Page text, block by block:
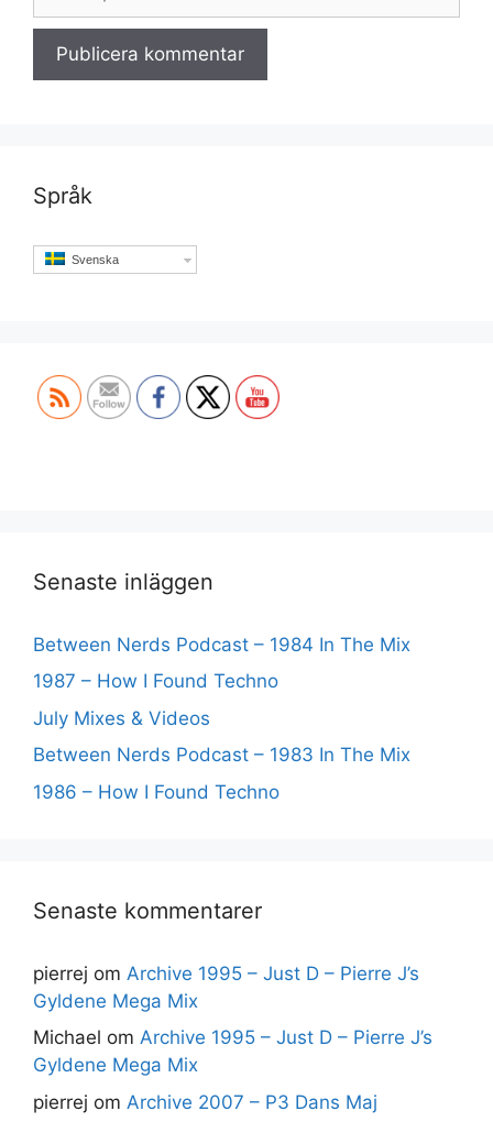
Språk
Svenska
Senaste inläggen
Between Nerds Podcast – 1984 In The Mix
1987 – How I Found Techno
July Mixes & Videos
Between Nerds Podcast – 1983 In The Mix
1986 – How I Found Techno
Senaste kommentarer
pierrej om Archive 1995 – Just D – Pierre J’s
Gyldene Mega Mix
Michael om Archive 1995 – Just D – Pierre J’s
Gyldene Mega Mix
pierrej om Archive 2007 – P3 Dans Maj